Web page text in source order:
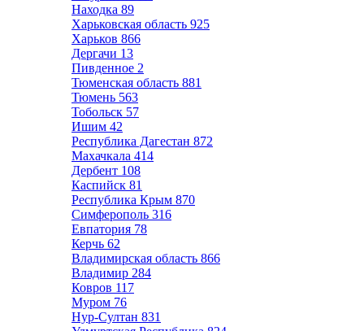
Находка 89
Харьковская область 925
Харьков 866
Дергачи 13
Пивденное 2
Тюменская область 881
Тюмень 563
Тобольск 57
Ишим 42
Республика Дагестан 872
Махачкала 414
Дербент 108
Каспийск 81
Республика Крым 870
Симферополь 316
Евпатория 78
Керчь 62
Владимирская область 866
Владимир 284
Ковров 117
Муром 76
Нур-Султан 831